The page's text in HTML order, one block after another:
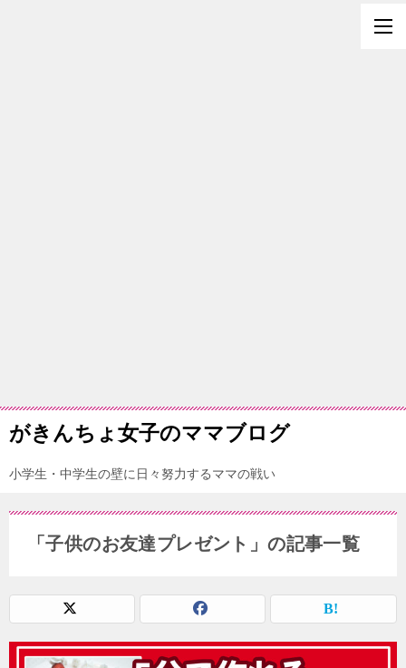
がきんちょ女子のママブログ
小学生・中学生の壁に日々努力するママの戦い
「子供のお友達プレゼント」の記事一覧